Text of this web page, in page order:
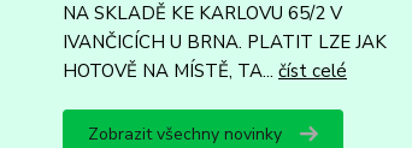
NA SKLADĚ KE KARLOVU 65/2 V
IVANČICÍCH U BRNA. PLATIT LZE JAK
HOTOVĚ NA MÍSTĚ, TA... číst celé
Zobrazit všechny novinky